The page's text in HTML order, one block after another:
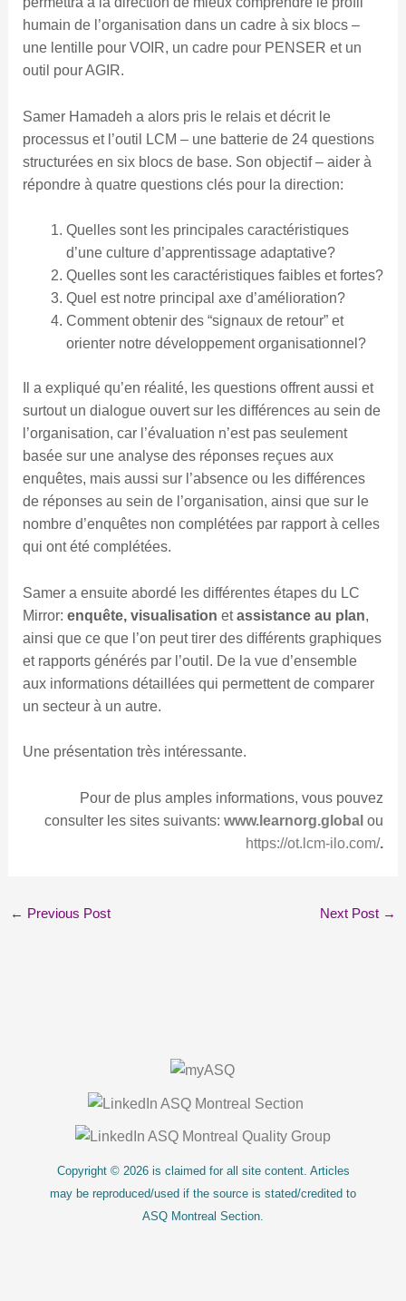
humain de l’organisation dans un cadre à six blocs –
une lentille pour VOIR, un cadre pour PENSER et un
outil pour AGIR.
Samer Hamadeh a alors pris le relais et décrit le
processus et l’outil LCM – une batterie de 24 questions
structurées en six blocs de base. Son objectif – aider à
répondre à quatre questions clés pour la direction:
Quelles sont les principales caractéristiques
d’une culture d’apprentissage adaptative?
Quelles sont les caractéristiques faibles et fortes?
Quel est notre principal axe d’amélioration?
Comment obtenir des “signaux de retour” et
orienter notre développement organisationnel?
Il a expliqué qu’en réalité, les questions offrent aussi et
surtout un dialogue ouvert sur les différences au sein de
l’organisation, car l’évaluation n’est pas seulement
basée sur une analyse des réponses reçues aux
enquêtes, mais aussi sur l’absence ou les différences
de réponses au sein de l’organisation, ainsi que sur le
nombre d’enquêtes non complétées par rapport à celles
qui ont été complétées.
Samer a ensuite abordé les différentes étapes du LC
Mirror: enquête, visualisation etassistance au plan,
ainsi que ce que l’on peut tirer des différents graphiques
et rapports générés par l’outil. De la vue d’ensemble
aux informations détaillées qui permettent de comparer
un secteur à un autre.
Une présentation très intéressante.
Pour de plus amples informations, vous pouvez
consulter les sites suivants:www.learnorg.global ou
https://ot.lcm-ilo.com/.
← Previous Post Next Post →
Copyright © 2026 is claimed for all site content. Articles
may be reproduced/used if the source is stated/credited to
ASQ Montreal Section.